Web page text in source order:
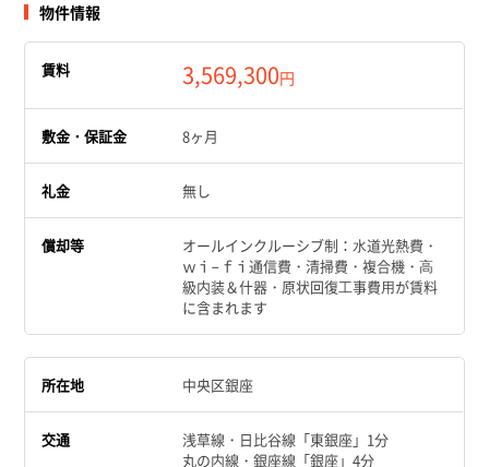
物件情報
賃料 3,569,300円
敷金・保証金 8ヶ月
礼金 無し
償却等
オールインクルーシブ制：⽔道光熱費・
ｗｉ−ｆｉ通信費・清掃費・複合機・⾼
級内装＆什器・原状回復⼯事費⽤が賃料
に含まれます
所在地 中央区銀座
交通
浅草線・日比谷線「東銀座」1分
丸の内線・銀座線「銀座」4分